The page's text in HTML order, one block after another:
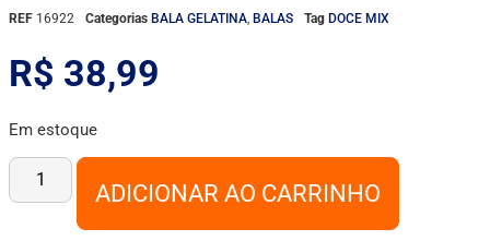
REF 16922 Categorias BALA GELATINA BALAS Tag DOCE MIX
R$ 38,99
Em estoque
ADICIONAR AO CARRINHO